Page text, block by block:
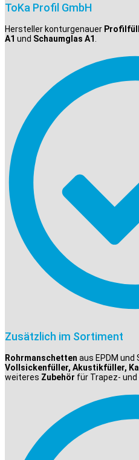
ToKa Profil GmbH
Hersteller konturgenauer
A1 und Schaumglas A1.
Zusätzlich im Sortiment
Rohrmanschetten aus EPDM und
Vollsickenfüller, Akustikfüller,
weiteres Zubehör für Trapez-